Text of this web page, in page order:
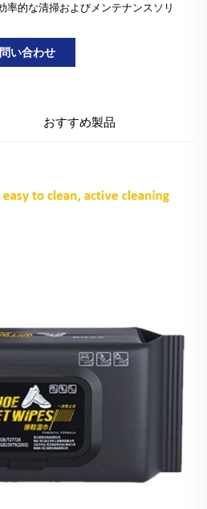
率的な清掃およびメンテナンスソリ
問い合わせ
おすすめ製品